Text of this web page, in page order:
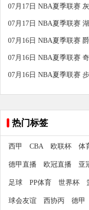
07月17日 NBA夏季联赛
07月17日 NBA夏季联赛
07月16日 NBA夏季联赛
07月16日 NBA夏季联赛
07月16日 NBA夏季联赛
热门标签
西甲 CBA 欧联杯 体
德甲直播 欧冠直播 亚
足球 PP体育 世界杯
球会友谊 西协丙 德甲